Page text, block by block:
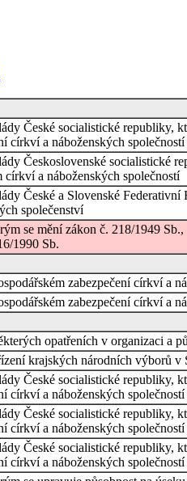
České socialistické republiky,
církví a náboženských společností
Československé socialistické
církví a náboženských společností
České a Slovenské
společenství
se mění zákon č. 218/1949
1990 Sb.
zabezpečení církví a
zabezpečení církví a
opatřeních v organizaci a
krajských národních výborů v
České socialistické republiky,
církví a náboženských společností
České socialistické republiky,
církví a náboženských společností
České socialistické republiky,
církví a náboženských společností